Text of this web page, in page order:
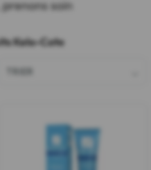
prenons soin
Kelo-Cote